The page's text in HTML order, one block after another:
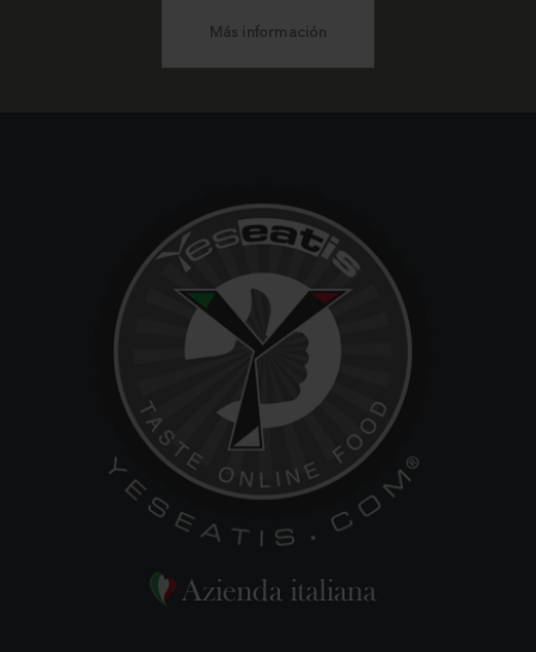
Más información